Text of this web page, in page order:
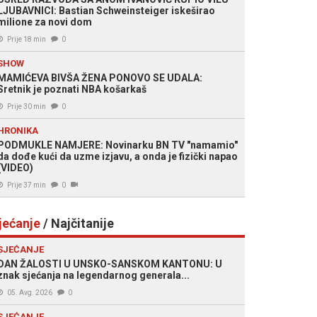
Bastian Schweinsteiger iskeširao
za novi dom
Prije 18 min 0
BIVŠA ŽENA PONOVO SE UDALA:
je poznati NBA košarkaš
Prije 30 min 0
NAMJERE: Novinarku BN TV "namamio"
dođe kući da uzme izjavu, a onda je fizički napao
Prije 37 min 0
/ Najčitanije
ŽALOSTI U UNSKO-SANSKOM KANTONU: U
sjećanja na legendarnog generala...
05. Avg. 2026 0